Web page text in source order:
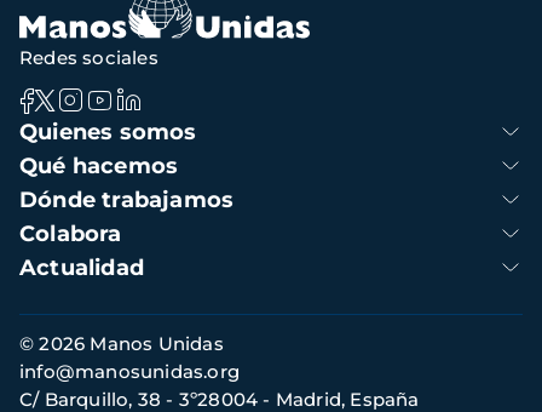
Navegación
principal
Quienes somos
Qué hacemos
Dónde trabajamos
Colabora
Actualidad
Redes sociales
Información
de
contacto
© 2026 Manos Unidas
C/ Barquillo, 38 - 3º28004 - Madrid, España
info@manosunidas.org